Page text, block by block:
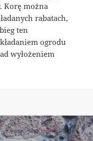
Korę można
rabatach,
ten
ogrodu
wyłożeniem